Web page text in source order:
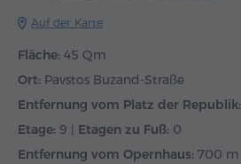
Auf der Karte
Fläche: 45 Qm
Ort: Pavstos Buzand-Straße
Entfernung vom Platz der Republik:
Etage: 9 | Etagen zu Fuß: 0
Entfernung vom Opernhaus: 700 m